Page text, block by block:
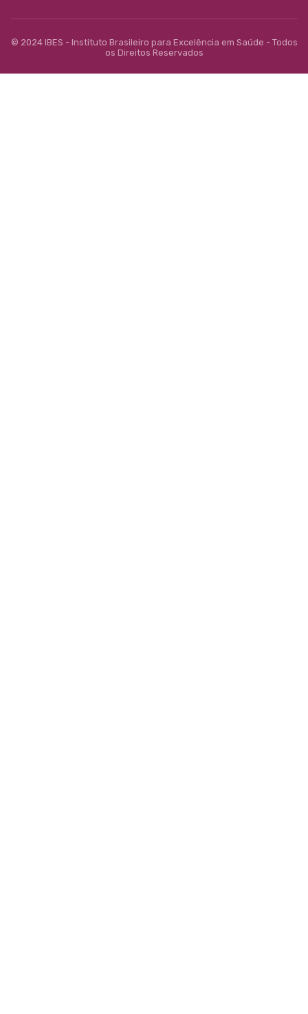
© 2024 IBES - Instituto Brasileiro para Excelência em Saúde - Todos
os Direitos Reservados